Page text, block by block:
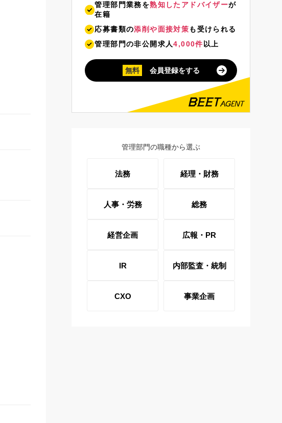
管理部門業務を熟知したアドバイザーが
在籍
応募書類の添削や面接対策も受けられる
管理部門の非公開求人4,000件以上
無料 会員登録をする
管理部門の職種から選ぶ
法務 経理・財務
人事・労務 総務
経営企画 広報・PR
IR 内部監査・統制
CXO 事業企画